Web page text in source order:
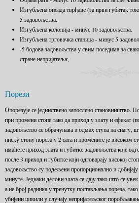
Изгубљена опсада тврђаве (за први губитак
5 задовољства.
Изгубљена колонија - минус 10 задовољства.
Изгубљена трговачка станица - минус 5
-5 бодова задовољства у свим поседима за
стране непријатеља;
Порези
Опорезује се јединствено запослено становништво.
при промени стопе тако да приход у злату и ефекат
задовољство се обрачунава и одмах ступа на снагу,
ниску стопу пореза у 2 сата и промените је високом
имаћете приход злата и губитке задовољства које
после 3 приход и губитке који одговарају високој
задовољство су подељени пропорционално и
минуте. Једнаки делови злата се дају тако што се
а не број радника у тренутку постављања пореза,
убијени цивили у случају непријатељског